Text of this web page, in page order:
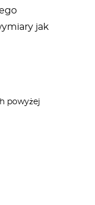
jak
powyżej